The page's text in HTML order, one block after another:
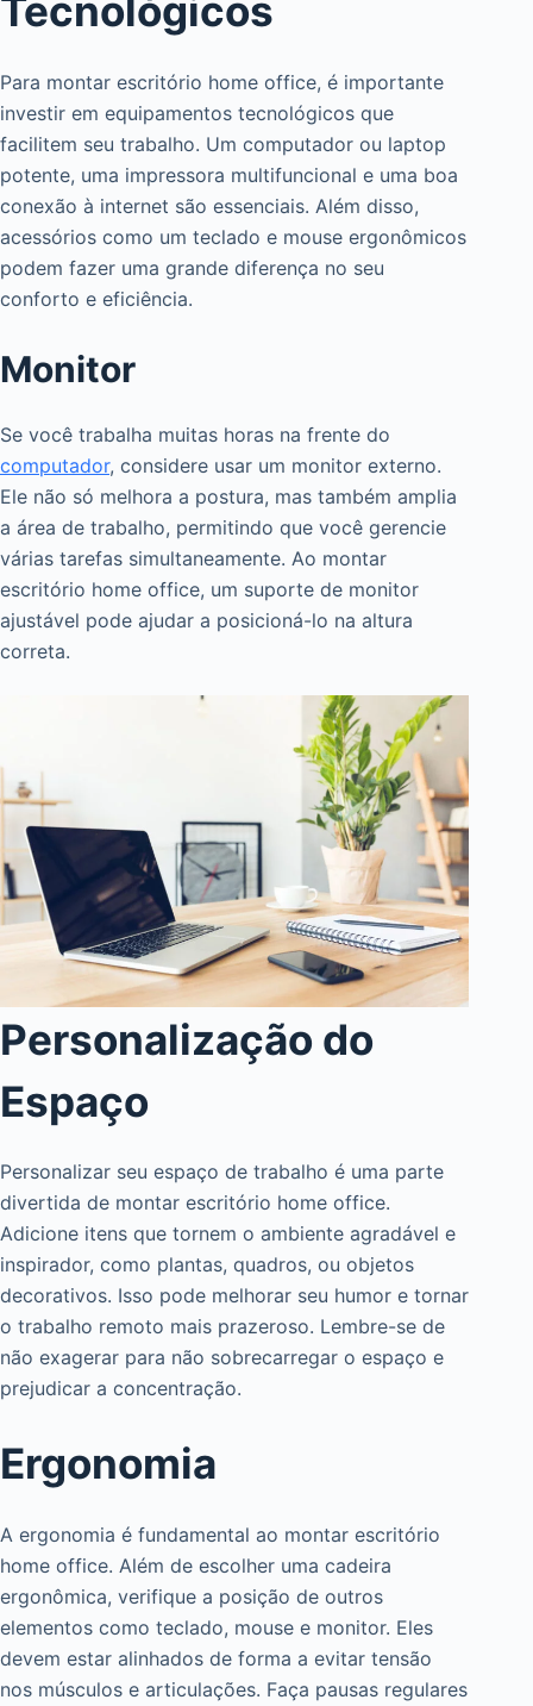
Tecnológicos
Para montar escritório home office, é importante
investir em equipamentos tecnológicos que
facilitem seu trabalho. Um computador ou laptop
potente, uma impressora multifuncional e uma boa
conexão à internet são essenciais. Além disso,
acessórios como um teclado e mouse ergonômicos
podem fazer uma grande diferença no seu
conforto e eficiência.
Monitor
Se você trabalha muitas horas na frente do
computador, considere usar um monitor externo.
Ele não só melhora a postura, mas também amplia
a área de trabalho, permitindo que você gerencie
várias tarefas simultaneamente. Ao montar
escritório home office, um suporte de monitor
ajustável pode ajudar a posicioná-lo na altura
correta.
Personalização do
Espaço
Personalizar seu espaço de trabalho é uma parte
divertida de montar escritório home office.
Adicione itens que tornem o ambiente agradável e
inspirador, como plantas, quadros, ou objetos
decorativos. Isso pode melhorar seu humor e tornar
o trabalho remoto mais prazeroso. Lembre-se de
não exagerar para não sobrecarregar o espaço e
prejudicar a concentração.
Ergonomia
A ergonomia é fundamental ao montar escritório
home office. Além de escolher uma cadeira
ergonômica, verifique a posição de outros
elementos como teclado, mouse e monitor. Eles
devem estar alinhados de forma a evitar tensão
nos músculos e articulações. Faça pausas regulares